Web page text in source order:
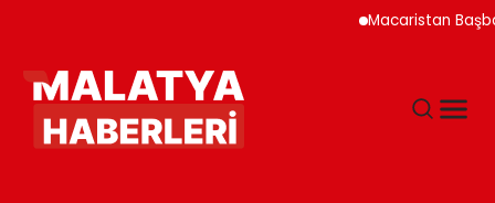
Macaristan